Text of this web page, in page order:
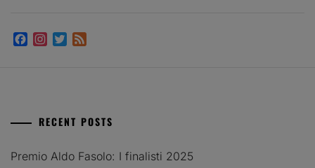
Facebook
Instagram
Twitter
RECENT POSTS
Premio Aldo Fasolo: I finalisti 2025